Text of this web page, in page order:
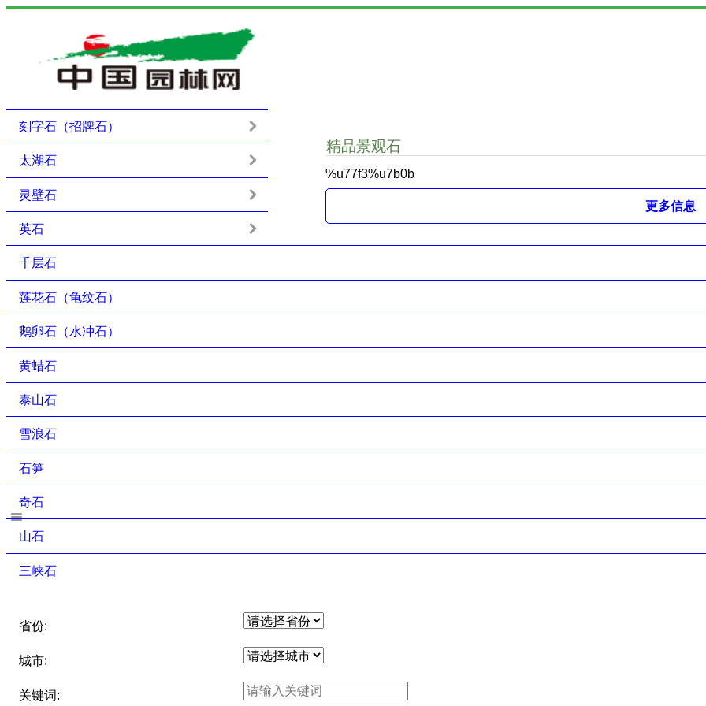
精品景观石
%u77f3%u7b0b
更多信息
刻字石（招牌石）
太湖石
灵壁石
英石
千层石
莲花石（龟纹石）
鹅卵石（水冲石）
黄蜡石
泰山石
雪浪石
石笋
奇石
山石
三峡石
省份:
城市:
关键词: